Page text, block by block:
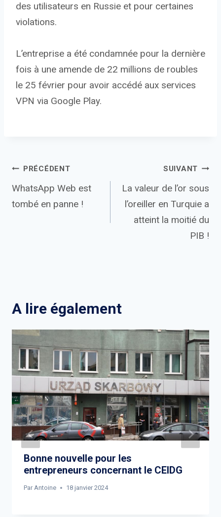
des utilisateurs en Russie et pour certaines
violations.
L’entreprise a été condamnée pour la dernière
fois à une amende de 22 millions de roubles
le 25 février pour avoir accédé aux services
VPN via Google Play.
Navigation
de
PRÉCÉDENT
WhatsApp Web est
tombé en panne !
SUIVANT
La valeur de l’or sous
l’oreiller en Turquie a
atteint la moitié du
PIB !
A lire également
Bonne nouvelle pour les
entrepreneurs concernant le CEIDG
Par Antoine 18 janvier 2024